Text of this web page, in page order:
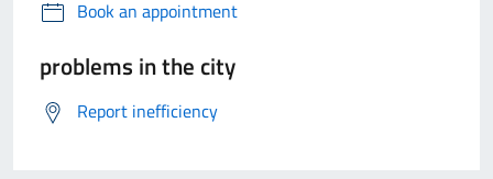
Book an appointment
problems in the city
Report inefficiency